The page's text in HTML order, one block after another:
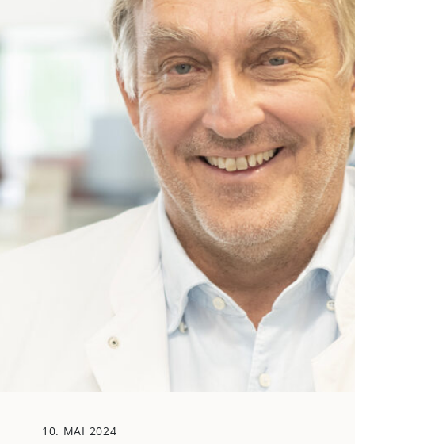
10. MAI 2024